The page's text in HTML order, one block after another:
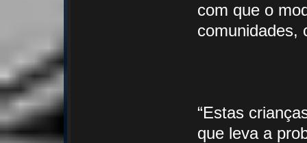
com que o
comunidades,
“Estas
que leva a